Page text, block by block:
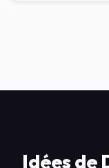
Idées de